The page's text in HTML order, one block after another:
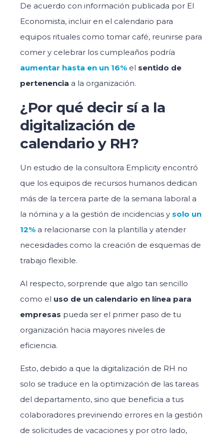
De acuerdo con información publicada por El
Economista, incluir en el calendario para
equipos rituales como tomar café, reunirse para
comer y celebrar los cumpleaños podría
aumentar hasta en un 16% el sentido de
pertenencia a la organización.
¿Por qué decir sí a la
digitalización de
calendario y RH?
Un estudio de la consultora Emplicity encontró
que los equipos de recursos humanos dedican
más de la tercera parte de la semana laboral a
la nómina y a la gestión de incidencias y solo un
12% a relacionarse con la plantilla y atender
necesidades como la creación de esquemas de
trabajo flexible.
Al respecto, sorprende que algo tan sencillo
como el uso de un calendario en línea para
empresas pueda ser el primer paso de tu
organización hacia mayores niveles de
eficiencia.
Esto, debido a que la digitalización de RH no
solo se traduce en la optimización de las tareas
del departamento, sino que beneficia a tus
colaboradores previniendo errores en la gestión
de solicitudes de vacaciones y por otro lado,